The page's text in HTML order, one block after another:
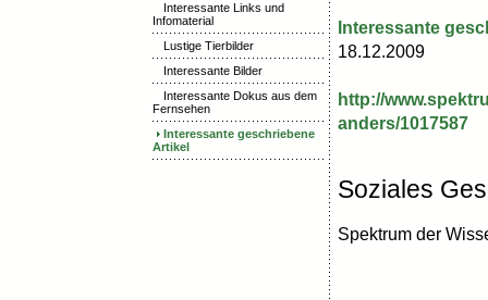
Interessante Links und
Infomaterial
Lustige Tierbilder
Interessante Bilder
Interessante Dokus aus dem
Fernsehen
Interessante geschriebene
Artikel
Interessante
18.12.2009
http://
anders/1017587
Soziales
Spektrum der